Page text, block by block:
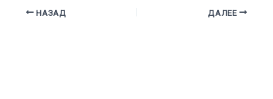
НАЗАД ДАЛЕЕ